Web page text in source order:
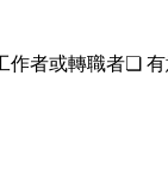
者或轉職者❏